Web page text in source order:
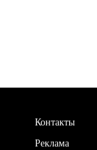
Контакты
Реклама